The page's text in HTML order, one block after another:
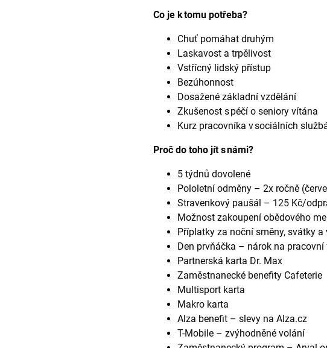
Co je k tomu potřeba?
Chuť pomáhat druhým
Laskavost a trpělivost
Vstřícný lidský přístup
Bezúhonnost
Dosažené základní vzdělání
Zkušenost s péčí o seniory vítána
Kurz pracovníka v sociálních
Proč do toho jít s námi?
5 týdnů dovolené
Pololetní odměny – 2x ročně
Stravenkový paušál – 125 Kč/
Možnost zakoupení obědového
Příplatky za noční směny, svátky a
Den prvňáčka – nárok na
Partnerská karta Dr. Max
Zaměstnanecké benefity Cafeterie
Multisport karta
Makro karta
Alza benefit – slevy na Alza.cz
T-Mobile – zvýhodněné volání